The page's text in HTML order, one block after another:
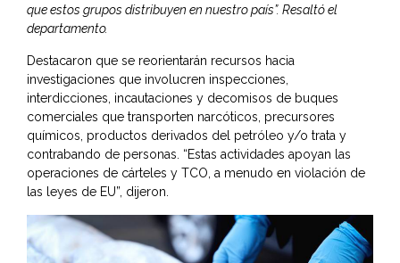
que estos grupos distribuyen en nuestro país”. Resaltó el
departamento.
Destacaron que se reorientarán recursos hacia
investigaciones que involucren inspecciones,
interdicciones, incautaciones y decomisos de buques
comerciales que transporten narcóticos, precursores
químicos, productos derivados del petróleo y/o trata y
contrabando de personas. “Estas actividades apoyan las
operaciones de cárteles y TCO, a menudo en violación de
las leyes de EU”, dijeron.